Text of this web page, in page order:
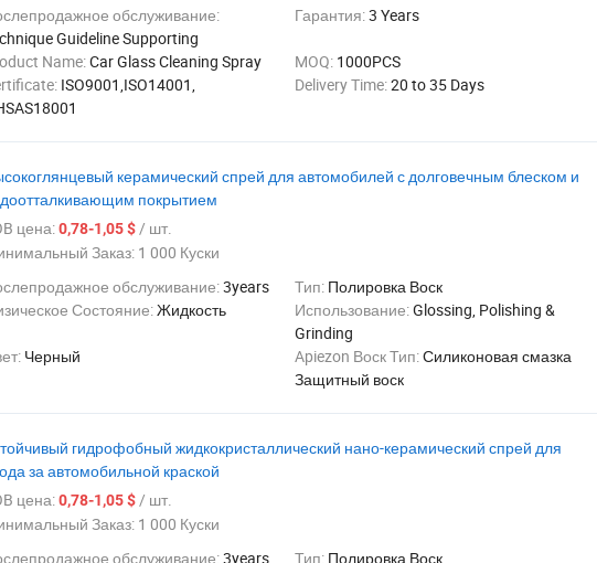
обслуживание:
Guideline Supporting
Гарантия:3 Years
Name:Car Glass Cleaning Spray MOQ: 1000PCS
ISO9001,ISO14001,
Delivery Time:20 to 35 Days
керамический спрей для автомобилей с долговечным блеском и
покрытием
цена:0,78-1,05 $/ шт.
Заказ: 1 000 Куски
обслуживание:3years Тип: Полировка Воск
Состояние:Жидкость Использование:Glossing, Polishing &
Grinding
Черный Apiezon Воск Тип:Силиконовая смазка
Защитный воск
гидрофобный жидкокристаллический нано-керамический спрей для
за автомобильной краской
цена:0,78-1,05 $/ шт.
Заказ: 1 000 Куски
обслуживание:3years Тип: Полировка Воск